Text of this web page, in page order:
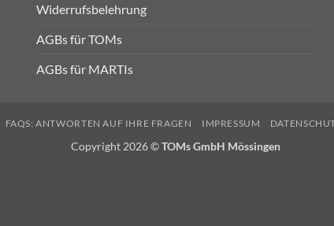
Widerrufsbelehrung
AGBs für TOMs
AGBs für MARTIs
FAQS: ANTWORTEN AUF IHRE FRAGEN IMPRESSUM
Copyright 2026 ©TOMs GmbH Mössingen